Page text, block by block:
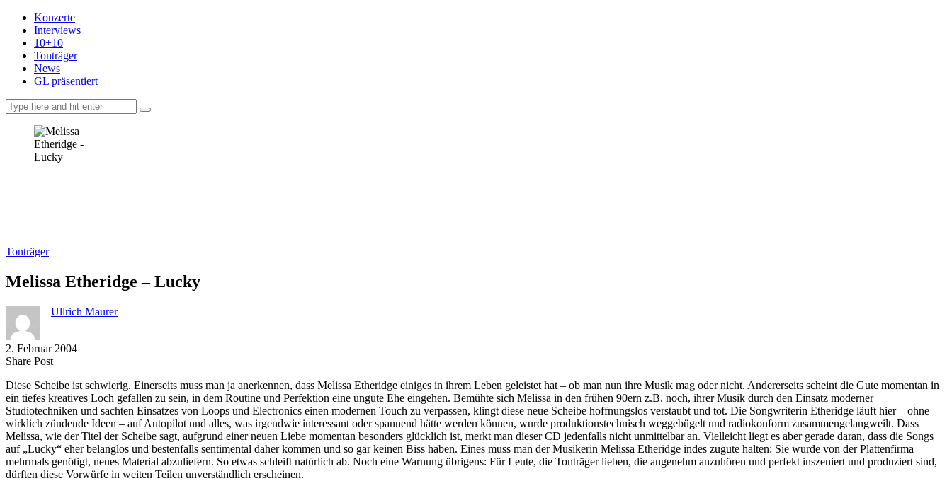
Konzerte
Interviews
10+10
Tonträger
News
GL präsentiert
Tonträger
Melissa Etheridge – Lucky
Ullrich Maurer
2. Februar 2004
Share PostShare
Facebook
Copy
to
clipboard
Send
via
eMail
Diese Scheibe ist schwierig. Einerseits muss man ja anerkennen, dass Melissa Etheridge einiges in ihrem Leben geleistet hat – ob man nun ihre Musik mag oder nicht. Andererseits scheint die Gute momentan in
ein tiefes kreatives Loch gefallen zu sein, in dem Routine und Perfektion eine ungute Ehe eingehen. Bemühte sich Melissa in den frühen 90ern z.B. noch, ihrer Musik durch den Einsatz moderner
Studiotechniken und sachten Einsatzes von Loops und Electronics einen modernen Touch zu verpassen, klingt diese neue Scheibe hoffnungslos verstaubt und tot. Die Songwriterin Etheridge läuft hier – ohne
wirklich zündende Ideen – auf Autopilot und alles, was irgendwie interessant oder spannend hätte werden können, wurde produktionstechnisch weggebügelt und radiokonform zusammengelangweilt. Dass
Melissa, wie der Titel der Scheibe sagt, aufgrund einer neuen Liebe momentan besonders glücklich ist, merkt man dieser CD jedenfalls nicht unmittelbar an. Vielleicht liegt es aber gerade daran, dass die Songs
auf „Lucky“ eher belanglos und bestenfalls sentimental daher kommen und so gar keinen Biss haben. Eines muss man der Musikerin Melissa Etheridge indes zugute halten: Sie wurde von der Plattenfirma
mehrmals genötigt, neues Material abzuliefern. So etwas schleift natürlich ab. Noch eine Warnung übrigens: Für Leute, die Tonträger lieben, die angenehm anzuhören und perfekt inszeniert und produziert sind,
dürften diese Vorwürfe in weiten Teilen unverständlich erscheinen.